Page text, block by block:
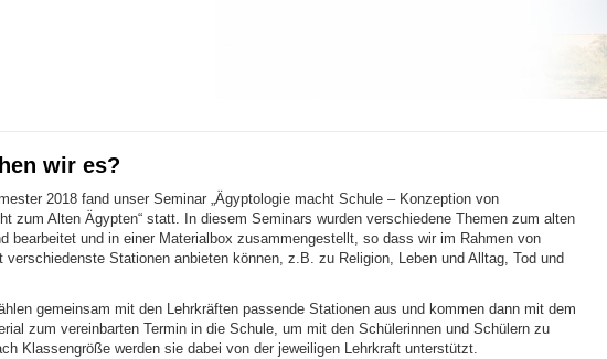
wir es?
2018 fand unser Seminar „Ägyptologie macht Schule – Konzeption von
zum Alten Ägypten“ statt. In diesem Seminars wurden verschiedene Themen zum alten
bearbeitet und in einer Materialbox zusammengestellt, so dass wir im Rahmen von
verschiedenste Stationen anbieten können, z.B. zu Religion, Leben und Alltag, Tod und
gemeinsam mit den Lehrkräften passende Stationen aus und kommen dann mit dem
zum vereinbarten Termin in die Schule, um mit den Schülerinnen und Schülern zu
Klassengröße werden sie dabei von der jeweiligen Lehrkraft unterstützt.